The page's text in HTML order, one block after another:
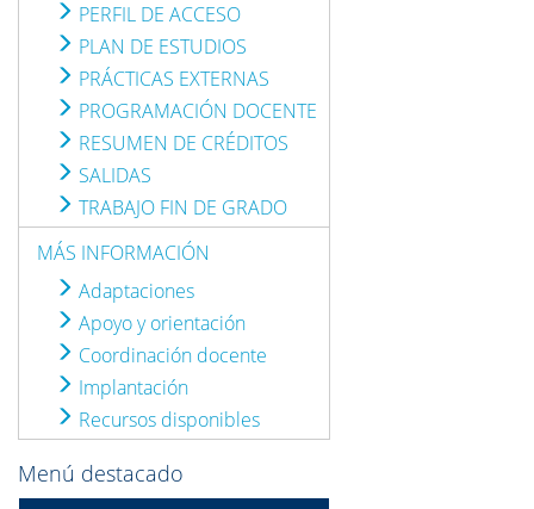
PERFIL DE ACCESO
PLAN DE ESTUDIOS
PRÁCTICAS EXTERNAS
PROGRAMACIÓN DOCENTE
RESUMEN DE CRÉDITOS
SALIDAS
TRABAJO FIN DE GRADO
MÁS INFORMACIÓN
Adaptaciones
Apoyo y orientación
Coordinación docente
Implantación
Recursos disponibles
Menú destacado